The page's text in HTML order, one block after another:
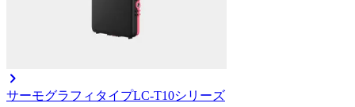
サーモグラフィタイプLC-T10シリーズ